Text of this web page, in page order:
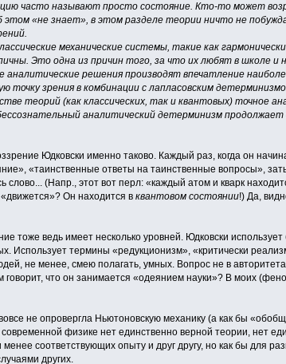
часто называют просто состояние. Кто-то может
этом «не знает», в этом разделе теории ничто не
механические системы, такие как
Это одна из причин того, за что их любят в школе и
аналитические решения производят впечатление
точку зрения в комбинации с лапласовским
теорий (как классических, так и квантовых) точное
аналитический детерминизм
Юдковски именно таково. Каждый раз, когда он
«таинственные ответы на таинственные вопросы»,
слово... (Напр., этот вот перл: «каждый атом и кварк
Он находится в квантовом состоянии!) Да,
тоже ведь имеет несколько уровней. Юдковски
Использует термины «редукционизм», «критически
не менее, смею полагать, умных. Вопрос не в
говорит, что он занимается «одеянием науки»? В моих
не опровергла Ньютоновскую механику (а как бы
современной физике нет единственно верной теории, нет
менее соответствующих опыту и друг другу, но как бы
других.